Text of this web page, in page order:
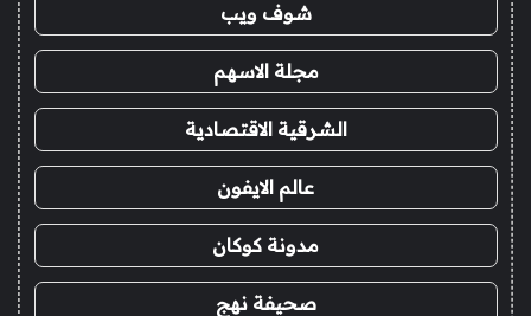
شوف ويب
مجلة الاسهم
الشرقية الاقتصادية
عالم الايفون
مدونة كوكان
صحيفة نهج